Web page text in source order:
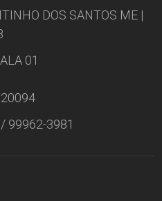
DOS SANTOS ME |
01
99962-3981